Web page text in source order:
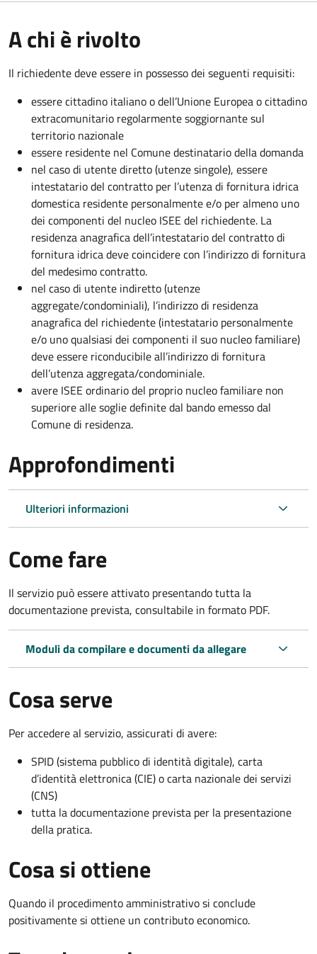
A chi è rivolto
Il richiedente deve essere in possesso dei seguenti requisiti:
essere cittadino italiano o dell’Unione Europea o cittadino
extracomunitario regolarmente soggiornante sul
territorio nazionale
essere residente nel Comune destinatario della domanda
nel caso di utente diretto (utenze singole), essere
intestatario del contratto per l’utenza di fornitura idrica
domestica residente personalmente e/o per almeno uno
dei componenti del nucleo ISEE del richiedente. La
residenza anagrafica dell’intestatario del contratto di
fornitura idrica deve coincidere con l’indirizzo di fornitura
del medesimo contratto.
nel caso di utente indiretto (utenze
aggregate/condominiali), l’indirizzo di residenza
anagrafica del richiedente (intestatario personalmente
e/o uno qualsiasi dei componenti il suo nucleo familiare)
deve essere riconducibile all’indirizzo di fornitura
dell’utenza aggregata/condominiale.
avere ISEE ordinario del proprio nucleo familiare non
superiore alle soglie definite dal bando emesso dal
Comune di residenza.
Approfondimenti
Ulteriori informazioni
Come fare
Il servizio può essere attivato presentando tutta la
documentazione prevista, consultabile in formato PDF.
Moduli da compilare e documenti da allegare
Cosa serve
Per accedere al servizio, assicurati di avere:
SPID (sistema pubblico di identità digitale), carta
d’identità elettronica (CIE) o carta nazionale dei servizi
(CNS)
tutta la documentazione prevista per la presentazione
della pratica.
Cosa si ottiene
Quando il procedimento amministrativo si conclude
positivamente si ottiene un contributo economico.